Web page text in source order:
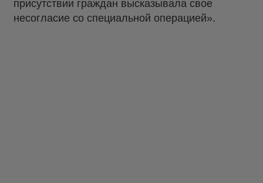
присутствии граждан высказывала свое
несогласие со специальной операцией».